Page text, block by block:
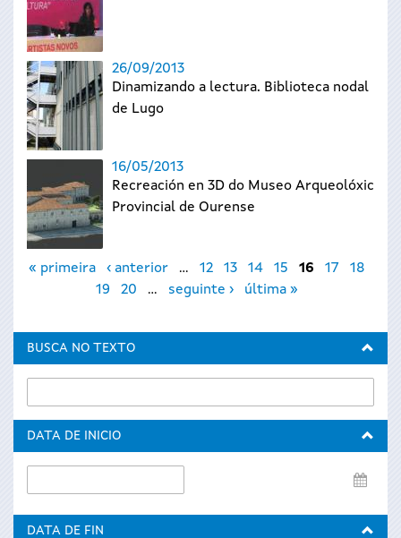
26/09/2013
Dinamizando a lectura. Biblioteca nodal
de Lugo
16/05/2013
Recreación en 3D do Museo Arqueolóxico
Provincial de Ourense
Páxinas
« primeira ‹ anterior … 12 13 14 15 16 17
18
19
20 … seguinte › última »
BUSCA NO TEXTO
DATA DE INICIO
de
DATA DE FIN